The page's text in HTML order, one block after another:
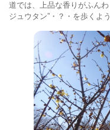
道では、上品な香りがふん
ジュウタン”・？・を歩くよ